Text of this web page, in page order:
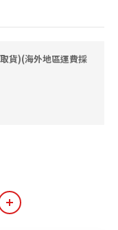
貨)(海外地區運費採